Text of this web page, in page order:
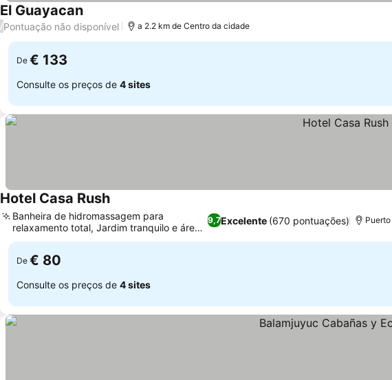
El Guayacan
/Pontuação não disponível a 2.2 km de Centro da cidade
De € 133
Consulte os preços de 4 sites
Hotel Casa Rush
9,7Excelente (670 pontuações)
Banheira de hidromassagem para
relaxamento total, Jardim tranquilo e área
para piquenique
De € 80
Consulte os preços de 4 sites